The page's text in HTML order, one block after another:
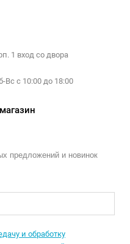
1 вход со двора
Вс с 10:00 до 18:00
предложений и новинок
и обработку